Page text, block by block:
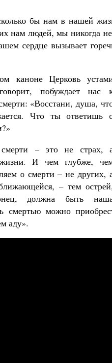
бы нам в нашей
нам людей, мы никогда
сердце вызывает
каноне Церковь
побуждает нас
«Восстани, душа,
Что ты ответишь
– это не страх,
И чем глубже,
о смерти – не других,
– тем
должна быть
смертью можно
аду».